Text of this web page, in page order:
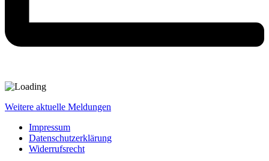
Weitere aktuelle Meldungen
Impressum
Datenschutzerklärung
Widerrufsrecht